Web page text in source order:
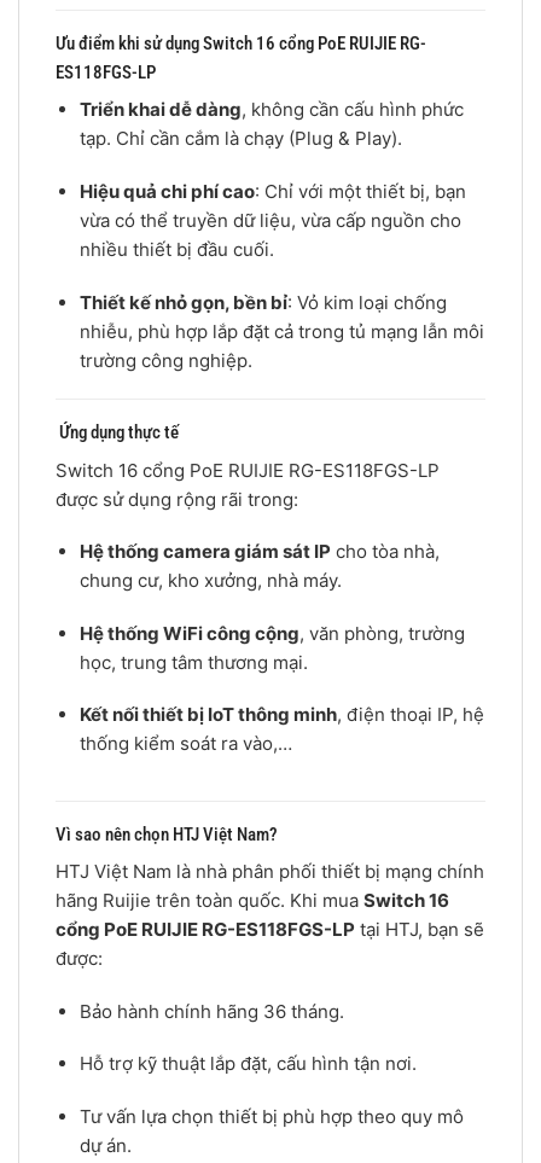
Ưu điểm khi sử dụng Switch 16 cổng PoE RUIJIE RG-
ES118FGS-LP
Triển khai dễ dàng, không cần cấu hình phức
tạp. Chỉ cần cắm là chạy (Plug & Play).
Hiệu quả chi phí cao: Chỉ với một thiết bị, bạn
vừa có thể truyền dữ liệu, vừa cấp nguồn cho
nhiều thiết bị đầu cuối.
Thiết kế nhỏ gọn, bền bỉ: Vỏ kim loại chống
nhiễu, phù hợp lắp đặt cả trong tủ mạng lẫn môi
trường công nghiệp.
Ứng dụng thực tế
Switch 16 cổng PoE RUIJIE RG-ES118FGS-LP
được sử dụng rộng rãi trong:
Hệ thống camera giám sát IP cho tòa nhà,
chung cư, kho xưởng, nhà máy.
Hệ thống WiFi công cộng, văn phòng, trường
học, trung tâm thương mại.
Kết nối thiết bị IoT thông minh, điện thoại IP, hệ
thống kiểm soát ra vào,…
Vì sao nên chọn HTJ Việt Nam?
HTJ Việt Nam là nhà phân phối thiết bị mạng chính
hãng Ruijie trên toàn quốc. Khi mua Switch 16
cổng PoE RUIJIE RG-ES118FGS-LP tại HTJ, bạn sẽ
được:
Bảo hành chính hãng 36 tháng.
Hỗ trợ kỹ thuật lắp đặt, cấu hình tận nơi.
Tư vấn lựa chọn thiết bị phù hợp theo quy mô
dự án.